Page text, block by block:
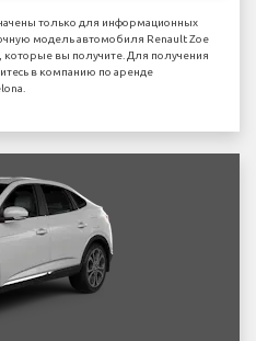
только для информационных
модель автомобиля Renault Zoe
которые вы получите. Для получения
в компанию по аренде